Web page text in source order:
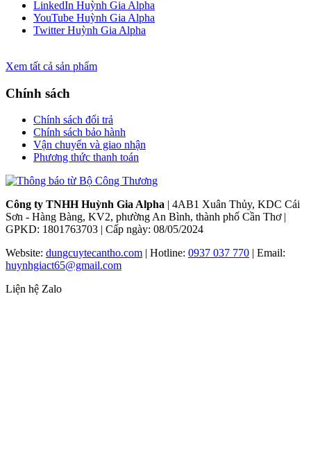
LinkedIn Huỳnh Gia Alpha
YouTube Huỳnh Gia Alpha
Twitter Huỳnh Gia Alpha
Xem tất cả sản phẩm
Chính sách
Chính sách đổi trả
Chính sách bảo hành
Vận chuyển và giao nhận
Phương thức thanh toán
Công ty TNHH Huỳnh Gia Alpha | 4AB1 Xuân Thủy, KDC Cái
Sơn - Hàng Bàng, KV2, phường An Bình, thành phố Cần Thơ |
GPKD: 1801763703 | Cấp ngày: 08/05/2024
Website: dungcuytecantho.com | Hotline: 0937 037 770 | Email:
huynhgiact65@gmail.com
Liện hệ Zalo